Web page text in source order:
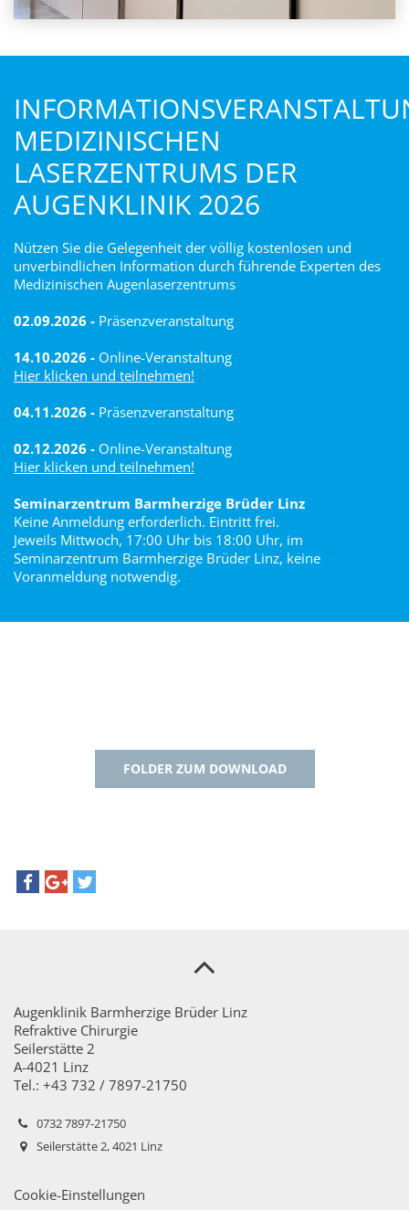
MEDIZINISCHEN
LASERZENTRUMS DER
AUGENKLINIK 2026
Nützen Sie die Gelegenheit der völlig kostenlosen und
unverbindlichen Information durch führende Experten des
Medizinischen Augenlaserzentrums
02.09.2026 - Präsenzveranstaltung
14.10.2026 - Online-Veranstaltung
Hier klicken und teilnehmen!
04.11.2026 - Präsenzveranstaltung
02.12.2026 - Online-Veranstaltung
Hier klicken und teilnehmen!
Seminarzentrum Barmherzige Brüder Linz
Keine Anmeldung erforderlich. Eintritt frei.
Jeweils Mittwoch, 17:00 Uhr bis 18:00 Uhr, im
Seminarzentrum Barmherzige Brüder Linz, keine
Voranmeldung notwendig.
FOLDER ZUM DOWNLOAD
Augenklinik Barmherzige Brüder Linz
Refraktive Chirurgie
Seilerstätte 2
A-4021 Linz
Tel.: +43 732 / 7897-21750
0732 7897-21750
Seilerstätte 2, 4021 Linz
Cookie-Einstellungen